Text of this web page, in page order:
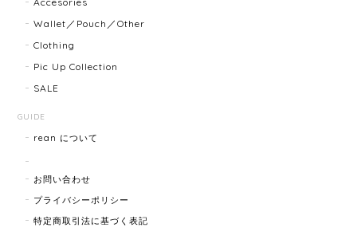
物の状態も良く、満足しております🥰 また機会があり
ましたらよろしくお願いします！
はぜんぜんわからずとても綺麗で素敵な時計でとても
気にいりました。 いつも迅速な発送と綺麗な商品ばか
りなので安心して購入できます。ありがとうございま
Wallet／Pouch／Other
Clothing
Pic Up Collection
SALE
GUIDE
rean について
お問い合わせ
プライバシーポリシー
特定商取引法に基づく表記